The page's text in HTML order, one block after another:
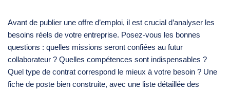
Avant de publier une offre d’emploi, il est crucial d’analyser les
besoins réels de votre entreprise. Posez-vous les bonnes
questions : quelles missions seront confiées au futur
collaborateur ? Quelles compétences sont indispensables ?
Quel type de contrat correspond le mieux à votre besoin ? Une
fiche de poste bien construite, avec une liste détaillée des